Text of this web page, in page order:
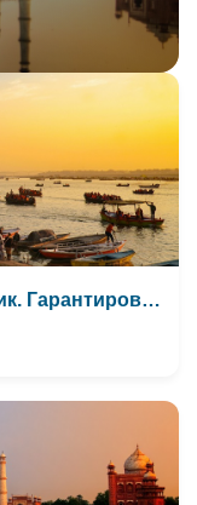
Варанаси и Золотой треугольник. Гарантированный тур